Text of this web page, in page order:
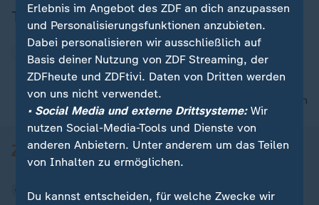
Themen
nach oben
Erlebnis im Angebot des ZDF an dich anzupassen
und Personalisierungsfunktionen anzubieten.
Dabei personalisieren wir ausschließlich auf
Basis deiner Nutzung von ZDF Streaming, der
ZDFheute und ZDFtivi. Daten von Dritten werden
von uns nicht verwendet.
• Social Media und externe Drittsysteme:Wir
nutzen Social-Media-Tools und Dienste von
anderen Anbietern. Unter anderem um das Teilen
von Inhalten zu ermöglichen.
Du kannst entscheiden, für welche Zwecke wir